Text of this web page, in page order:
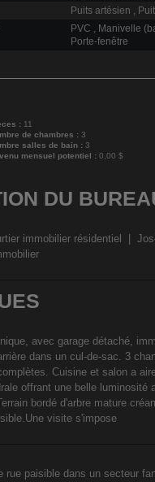
Puits artésien ,
PVC , Manivelle
Porte-fenêtre
: 11
de chambres : 3
salles de bain : 3
mensuel potentiel : 0,00 $
DU
immobilier résidentiel |
avec garage détaché,
dans un cul-de-sac. 3
Cuisine et salon a
offrant une belle luminosité
bordé d'arbre mature
visite s'impose
rue paisible dans un secteur